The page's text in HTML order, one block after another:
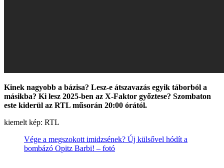
Kinek nagyobb a bázisa? Lesz-e átszavazás egyik táborból a
másikba? Ki lesz 2025-ben az X-Faktor győztese? Szombaton
este kiderül az RTL műsorán 20:00 órától.
kiemelt kép: RTL
Vége a megszokott imidzsének? Új külsővel hódít a
bombázó Opitz Barbi! – fotó